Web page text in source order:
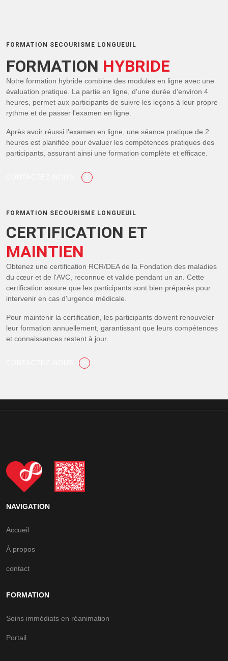
FORMATION SECOURISME LONGUEUIL
FORMATION HYBRIDE
Notre formation hybride combine des modules en ligne avec une
évaluation pratique. La partie en ligne, d'une durée d'environ 4
heures, permet aux participants de suivre les leçons à leur propre
rythme et de passer l'examen en ligne.
Après avoir réussi l'examen en ligne, une séance pratique de 2
heures est planifiée pour évaluer les compétences pratiques des
participants, assurant ainsi une formation complète et efficace.
FORMATION SECOURISME LONGUEUIL
CERTIFICATION ET
MAINTIEN
Obtenez une certification RCR/DEA de la Fondation des maladies
du cœur et de l'AVC, reconnue et valide pendant un an. Cette
certification assure que les participants sont bien préparés pour
intervenir en cas d'urgence médicale.
Pour maintenir la certification, les participants doivent renouveler
leur formation annuellement, garantissant que leurs compétences
et connaissances restent à jour.
NAVIGATION
Accueil
À propos
contact
FORMATION
Soins immédiats en réanimation
Portail